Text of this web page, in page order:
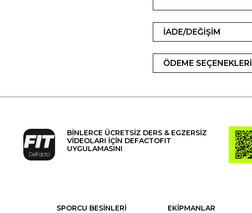
İADE/DEĞİŞİM
ÖDEME SEÇENEKLERİ
BİNLERCE ÜCRETSİZ DERS & EGZERSİZ
VİDEOLARI İÇİN DEFACTOFIT
UYGULAMASINI
SPORCU BESİNLERİ
EKİPMANLAR